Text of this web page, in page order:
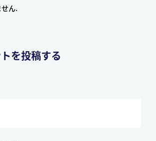
ん.
を投稿する